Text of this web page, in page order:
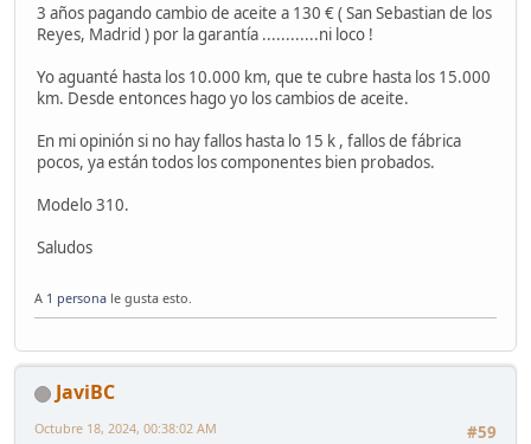
3 años pagando cambio de aceite a 130 € ( San Sebastian de los
Reyes, Madrid ) por la garantía ............ni loco !
Yo aguanté hasta los 10.000 km, que te cubre hasta los 15.000
km. Desde entonces hago yo los cambios de aceite.
En mi opinión si no hay fallos hasta lo 15 k , fallos de fábrica
pocos, ya están todos los componentes bien probados.
Modelo 310.
Saludos
A 1 persona le gusta esto.
JaviBC
#59
Octubre 18, 2024, 00:38:02 AM